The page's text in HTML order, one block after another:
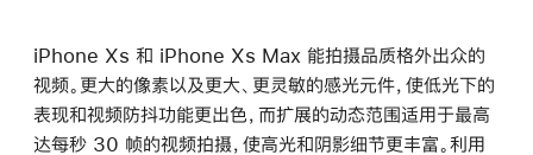
iPhone Xs 和 iPhone Xs Max 能拍摄品质格外出众的
视频。更大的像素以及更大、更灵敏的感光元件，使低光下的
表现和视频防抖功能更出色，而扩展的动态范围适用于最高
达每秒 30 帧的视频拍摄，使高光和阴影细节更丰富。利用